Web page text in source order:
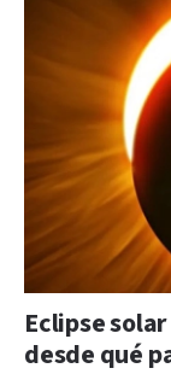
Eclipse
desde qué